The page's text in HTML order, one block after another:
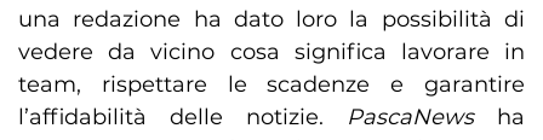
una redazione ha dato loro la possibilità di
vedere da vicino cosa significa lavorare in
team, rispettare le scadenze e garantire
l’affidabilità delle notizie. PascaNewsha